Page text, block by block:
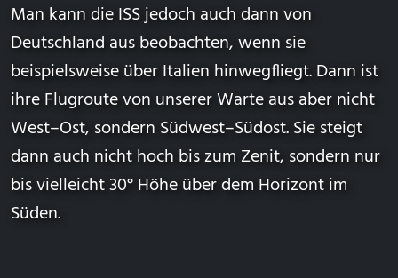
Man kann die ISS jedoch auch dann von
Deutschland aus beobachten, wenn sie
beispielsweise über Italien hinwegfliegt. Dann ist
ihre Flugroute von unserer Warte aus aber nicht
West–Ost, sondern Südwest–Südost. Sie steigt
dann auch nicht hoch bis zum Zenit, sondern nur
bis vielleicht 30°Höhe über dem Horizontim
Süden.